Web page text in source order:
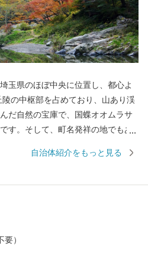
玉県のほぼ中央に位置し、都心よ
陵の中枢部を占めており、山あり渓
だ自然の宝庫で、国蝶オオムラサ
す。そして、町名発祥の地でもあ
され、翌9年には保全のための公有
いる「武蔵嵐山」は、昭和3年に当
自治体紹介をもっと見る
）